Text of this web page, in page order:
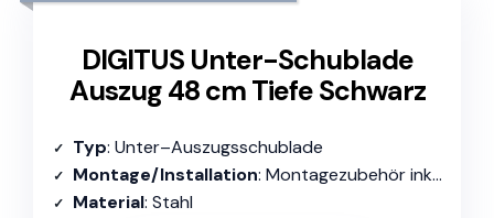
DIGITUS Unter-Schublade
Auszug 48 cm Tiefe Schwarz
Typ: Unter–Auszugsschublade
Montage/Installation: Montagezubehör inklusive
Material: Stahl